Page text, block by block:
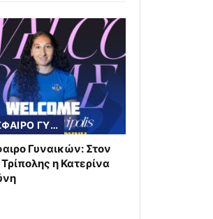
ΠΟΔΟΣΦΑΙΡΟ ΓΥΝΑΙΚΩΝ
Γυναικών: Στον
η Κατερίνα